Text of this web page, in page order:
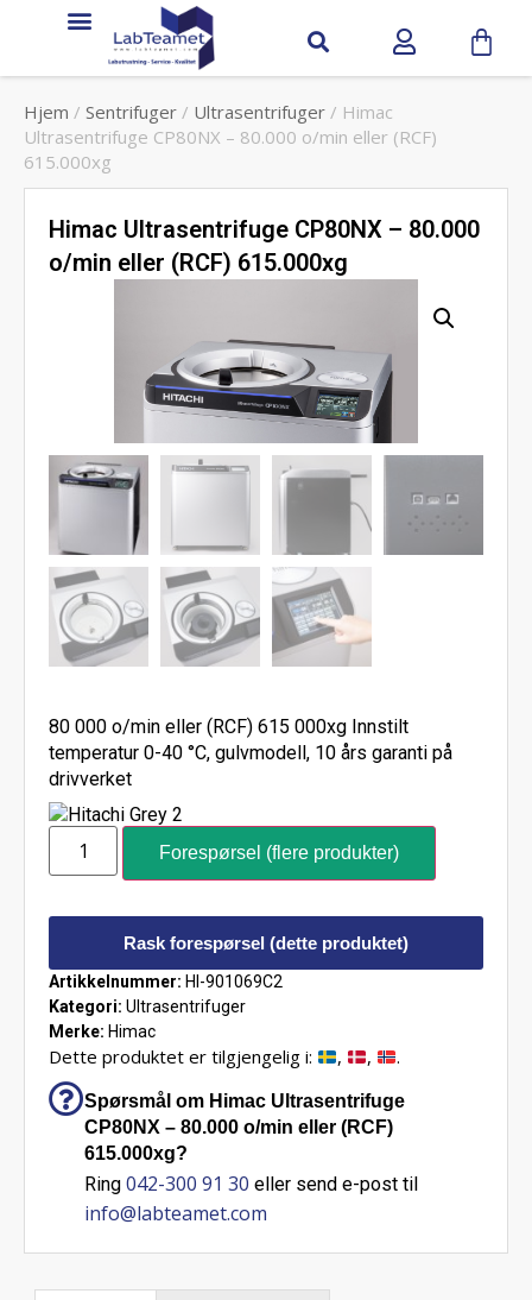
Hjem / Sentrifuger / Ultrasentrifuger / Himac
Ultrasentrifuge CP80NX – 80.000 o/min eller (RCF)
615.000xg
Himac Ultrasentrifuge CP80NX – 80.000
o/min eller (RCF) 615.000xg
80 000 o/min eller (RCF) 615 000xg Innstilt
temperatur 0-40 °C, gulvmodell, 10 års garanti på
drivverket
Forespørsel (flere produkter)
Rask forespørsel (dette produktet)
Artikkelnummer: HI-901069C2
Kategori: Ultrasentrifuger
Merke: Himac
Dette produktet er tilgjengelig i: , , .
Spørsmål om Himac Ultrasentrifuge
CP80NX – 80.000 o/min eller (RCF)
615.000xg?
Ring 042-300 91 30 eller send e-post til
info@labteamet.com